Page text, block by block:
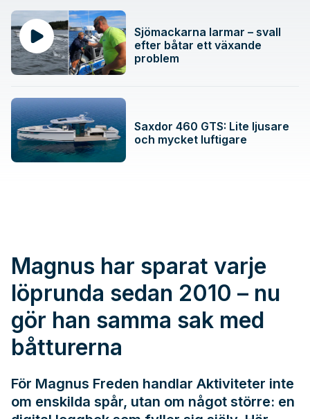
Sjömackarna larmar – svall
efter båtar ett växande
problem
Saxdor 460 GTS: Lite ljusare
och mycket luftigare
Magnus har sparat varje
löprunda sedan 2010 – nu
gör han samma sak med
båtturerna
För Magnus Freden handlar Aktiviteter inte
om enskilda spår, utan om något större: en